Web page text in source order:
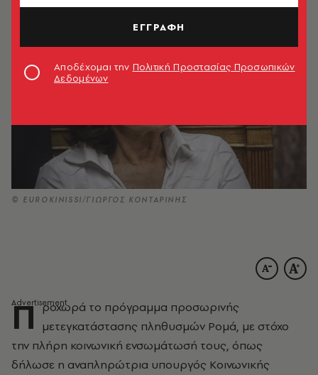
© EUROKINISSI/ΓΙΩΡΓΟΣ ΚΟΝΤΑΡΙΝΗΣ
Π ροχωρά το πρόγραμμα προσωρινής
μετεγκατάστασης πληθυσμών Ρομά, με στόχο
την πλήρη κοινωνική ενσωμάτωσή τους, όπως
δήλωσε η αναπληρώτρια υπουργός Κοινωνικής
ΕΓΓΡΑΦΗ
Αποδέχομαι την Πολιτική Προστασίας Προσωπικών
Δεδομένων